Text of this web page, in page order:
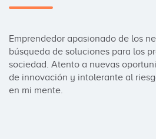
Emprendedor apasionado de los
búsqueda de soluciones para los
sociedad. Atento a nuevas
de innovación y intolerante al
en mi mente.